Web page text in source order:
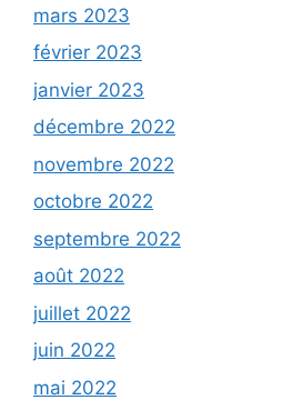
mars 2023
février 2023
janvier 2023
décembre 2022
novembre 2022
octobre 2022
septembre 2022
août 2022
juillet 2022
juin 2022
mai 2022